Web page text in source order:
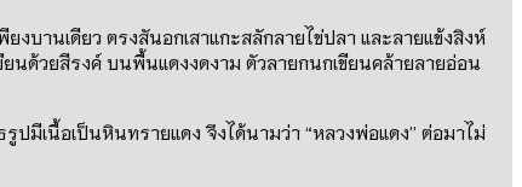
บานเดียว ตรงสันอกเสาแกะสลักลายไข่ปลา และลายแข้งสิงห์
ด้วยสีรงค์ บนพื้นแดงงดงาม ตัวลายกนกเขียนคล้ายลายอ่อน
ปมีเนื้อเป็นหินทรายแดง จึงได้นามว่า “หลวงพ่อแดง” ต่อมาไม่